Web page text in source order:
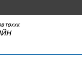
ТӨХХК